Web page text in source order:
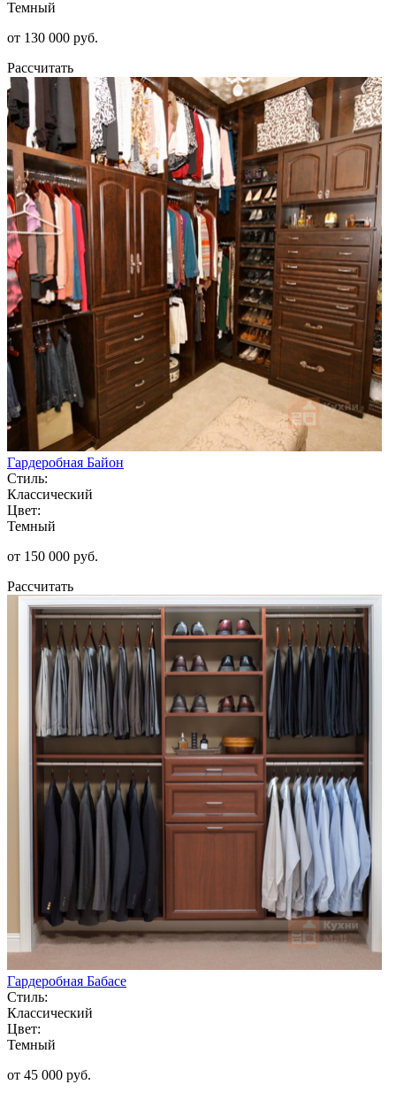
Темный
от 130 000 руб.
Рассчитать
Гардеробная Байон
Стиль:
Классический
Цвет:
Темный
от 150 000 руб.
Рассчитать
Гардеробная Бабасе
Стиль:
Классический
Цвет:
Темный
от 45 000 руб.